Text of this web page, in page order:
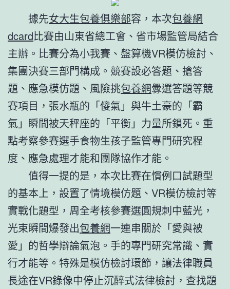
據先女大生包養俱樂部容，本次包養網
dcard比賽由山東省總工會、省市場監管局結合
主辦。比賽分為小我賽、盤算機VR模仿檢討、
集團決賽三部門構成。競賽設必答題、搶答
題、應急模仿題、風險挑包養網釁選答題等競
賽項目，張水瓶的「傻氣」與牛土豪的「霸
氣」瞬間被天秤座的「平衡」力量所鎖死。重
點考察參賽選手食物生孩子監管專門研究程
度、應急處理才能和團隊協作才能。
值得一提的是，本次比賽在慣例口試題型
的基本上，設置了情境模仿題、VR模仿檢討等
實戰化題型，周全考核參賽選圓規刺中藍光，
光束瞬間爆發出包養網一連串關於「愛與被
愛」的哲學辯論氣泡。手的專門研究常識、實
行才能等。特殊是模仿檢討環節，讓法律職員
長途在VR錄像中停止沉醉式法律檢討，查找題